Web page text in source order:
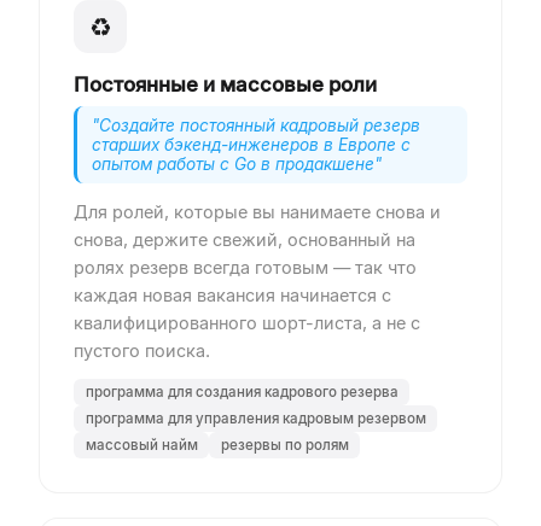
♻
Постоянные и массовые роли
"Создайте постоянный кадровый резерв
старших бэкенд-инженеров в Европе с
опытом работы с Go в продакшене"
Для ролей, которые вы нанимаете снова и
снова, держите свежий, основанный на
ролях резерв всегда готовым — так что
каждая новая вакансия начинается с
квалифицированного шорт-листа, а не с
пустого поиска.
программа для создания кадрового резерва
программа для управления кадровым резервом
массовый найм
резервы по ролям